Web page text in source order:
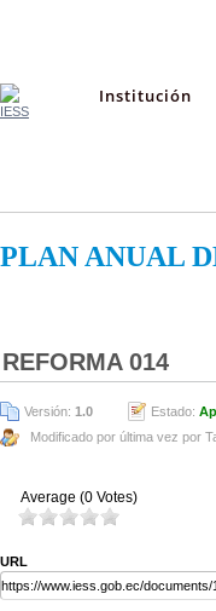
Institución
PLAN ANUAL
REFORMA 014
Versión: 1.0 Estado:
Modificado por última vez por
Average (0 Votes)
URL